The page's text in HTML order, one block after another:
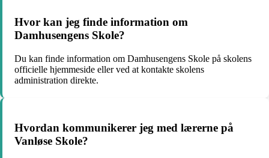
Hvor kan jeg finde information om
Damhusengens Skole?
Du kan finde information om Damhusengens Skole på skolens
officielle hjemmeside eller ved at kontakte skolens
administration direkte.
Hvordan kommunikerer jeg med lærerne på
Vanløse Skole?